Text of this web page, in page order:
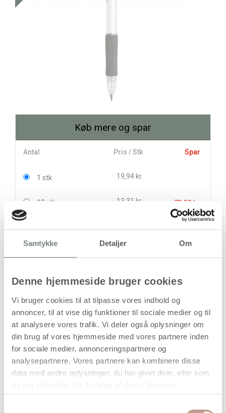
Samtykke Detaljer Om
Denne hjemmeside bruger cookies
Vi bruger cookies til at tilpasse vores indhold og
annoncer, til at vise dig funktioner til sociale medier og til
at analysere vores trafik. Vi deler også oplysninger om
din brug af vores hjemmeside med vores partnere inden
for sociale medier, annonceringspartnere og
analysepartnere. Vores partnere kan kombinere disse
data med andre oplysninger, du har givet dem, eller som
Køb mere og spar
Antal Pris / Stk Spar
1 stk 19,94 kr.
12 stk 13,31 kr. 79,50 kr.
stk
Leveringsomkostninger
Læg i kurven
Din bestilling er først bindende,
når vi har bekræftet din ordre.
På lager